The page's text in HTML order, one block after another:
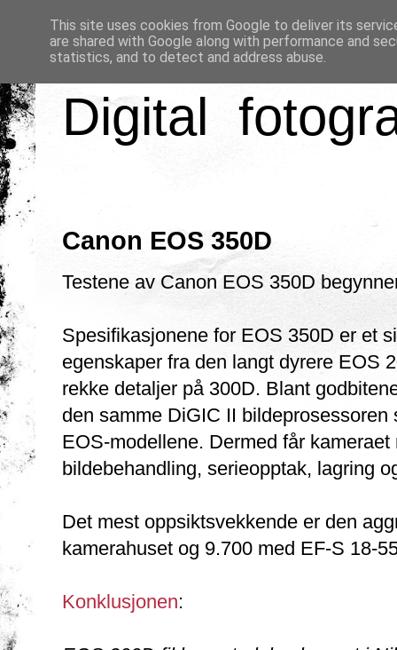
Digital
Canon EOS 350D
Testene av Canon EOS 350D
Spesifikasjonene for EOS 350D er et
egenskaper fra den langt dyrere EOS
rekke detaljer på 300D. Blant
den samme DiGIC II
EOS-modellene. Dermed får
bildebehandling, serieopptak, lagring
Det mest oppsiktsvekkende er den
kamerahuset og 9.700 med EF-S 18-
Konklusjonen:
This site uses cookies from Google to deliver its
are shared with Google along with performance and
statistics, and to detect and address abuse.